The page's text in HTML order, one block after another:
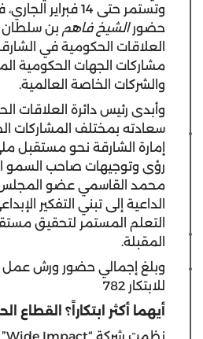
وتستمر حتى 14
حضورالشيخ فاهم بن سلطان
العلاقات الحكومية في
مشاركات الجهات الحكومية
والشركات الخاصة العالمية.
وأبدى رئيس دائرة العلاقات
سعادته بمختلف المشاركات
إمارة الشارقة نحو مستقبل
رؤى وتوجيهات صاحب السمو
محمد القاسمي عضو المجلس
الداعية إلى تبني التفكير
التعلم المستمر لتحقيق
المقبلة.
وبلغ إجمالي حضور ورش عمل
للابتكار 782
أيهما أكثر ابتكاراً؟